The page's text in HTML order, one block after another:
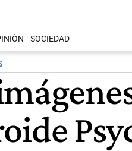
SOCIEDAD